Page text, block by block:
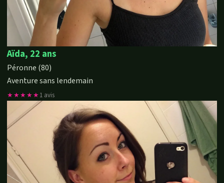
Aïda, 22 ans
Péronne (80)
Aventure sans lendemain
★★★★★1 avis